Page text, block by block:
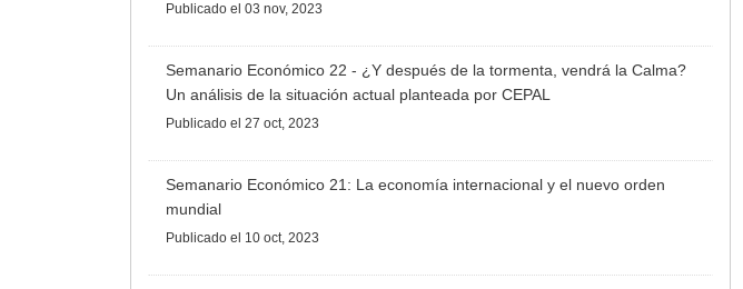
Publicado el 03 nov, 2023
Semanario Económico 22 - ¿Y después de la tormenta, vendrá la Calma?
Un análisis de la situación actual planteada por CEPAL
Publicado el 27 oct, 2023
Semanario Económico 21: La economía internacional y el nuevo orden
mundial
Publicado el 10 oct, 2023